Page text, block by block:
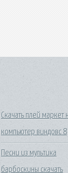
Скачать плей маркет
компьютер виндовс 8
Песни из мультика
барбоскины скачать